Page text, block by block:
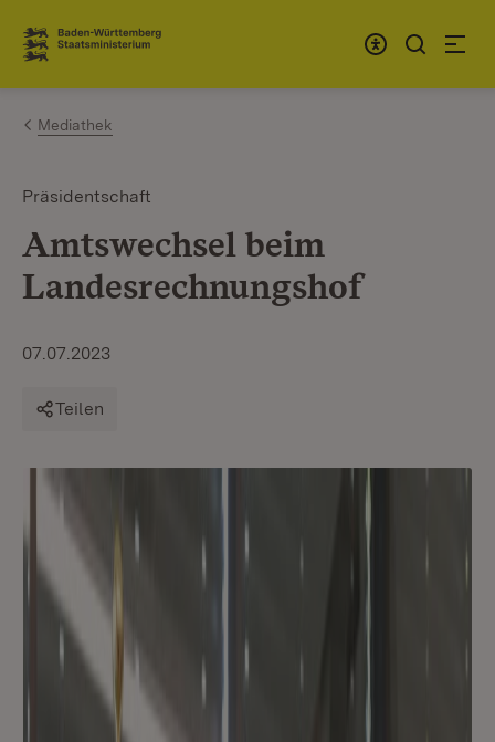
Zum Inhalt springen
Link zur Startseite
Mediathek
Präsidentschaft
Amtswechsel beim
Landesrechnungshof
07.07.2023
Teilen